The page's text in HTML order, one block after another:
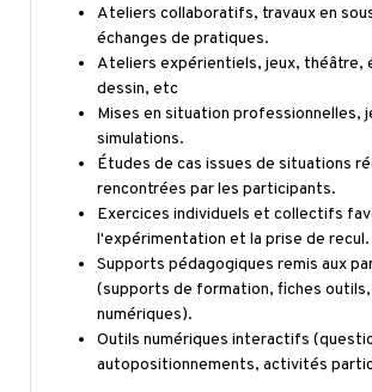
Ateliers collaboratifs, travaux en
échanges de pratiques.
Ateliers expérientiels, jeux, théâtre,
dessin, etc
Mises en situation professionnelles,
simulations.
Études de cas issues de situations
rencontrées par les participants.
Exercices individuels et collectifs
l'expérimentation et la prise de recul.
Supports pédagogiques remis aux
(supports de formation, fiches
numériques).
Outils numériques interactifs
autopositionnements, activités